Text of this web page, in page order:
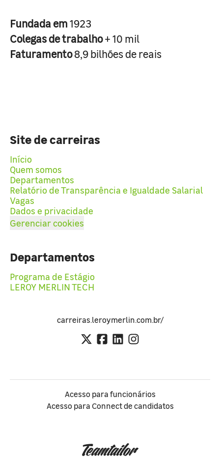
Fundada em1923
Colegas de trabalho+ 10 mil
Faturamento8,9 bilhões de reais
Site de carreiras
Início
Quem somos
Departamentos
Relatório de Transparência e Igualdade Salarial
Vagas
Dados e privacidade
Gerenciar cookies
Departamentos
Programa de Estágio
LEROY MERLIN TECH
carreiras.leroymerlin.com.br/
Acesso para funcionários
Acesso para Connect de candidatos